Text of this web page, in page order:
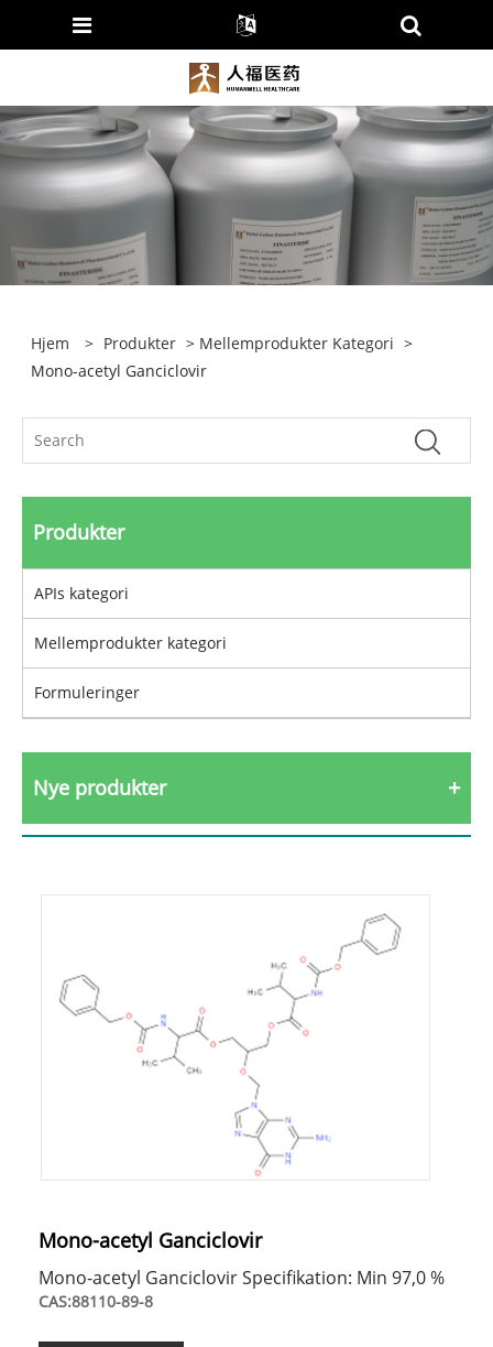
Hjem > Produkter > Mellemprodukter Kategori >
Mono-acetyl Ganciclovir
Produkter
APIs kategori
Mellemprodukter kategori
Formuleringer
Nye produkter
Mono-acetyl Ganciclovir
Mono-acetyl Ganciclovir Specifikation: Min 97,0 %
CAS:88110-89-8